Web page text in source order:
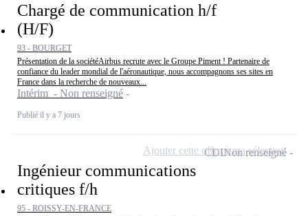
Chargé de communication h/f
(H/F)
93 - BOURGET
Présentation de la sociétéAirbus recrute avec le Groupe Piment ! Partenaire de
confiance du leader mondial de l'aéronautique, nous accompagnons ses sites en
France dans la recherche de nouveaux...
Intérim - Non renseigné
Publié il y a 7 jours
Ingénieur communications
critiques f/h
95 - ROISSY-EN-FRANCE
CDINon renseigné
Ajouter cette offre à ma sélection